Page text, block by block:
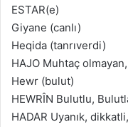
ESTAR(e)
Giyane (canlı)
Heqida (tanrıverdi)
HAJO Muhtaç
Hewr (bulut)
HEWRÎN Bulutlu,
HADAR Uyanık,